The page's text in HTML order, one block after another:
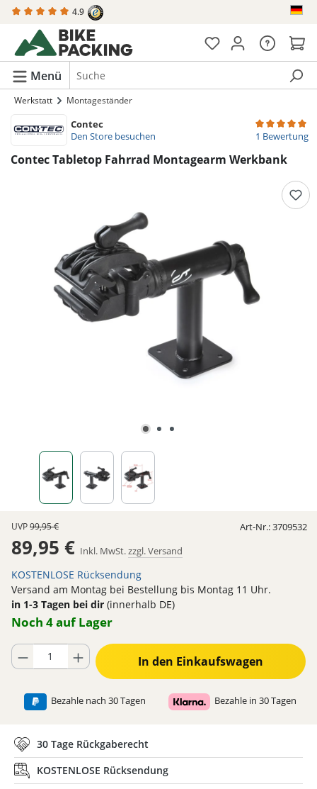
springen 4.9
Menü
Werkstatt Montageständer
Contec
Den Store besuchen
Contec Tabletop Fahrrad Montagearm Werkbank
1 Bewertung
UVP99,95 €
89,95 € Inkl. MwSt.zzgl. Versand
KOSTENLOSE Rücksendung
Versand am Montag bei Bestellung bis Montag 11 Uhr.
in 1-3 Tagen bei dir (innerhalb DE)
Noch 4 auf Lager
Produkt Anzahl: Gib den gewünschten Wert ein oder benutze die
In den Einkaufswagen
Bezahle nach 30 Tagen Bezahle in 30 Tagen
Art-Nr.:3709532
30 Tage Rückgaberecht
KOSTENLOSE Rücksendung